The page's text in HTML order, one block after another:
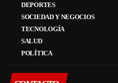
DEPORTES
SOCIEDAD Y NEGOCIOS
TECNOLOGÍA
SALUD
POLÍTICA